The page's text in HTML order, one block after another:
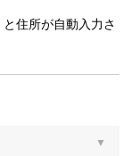
住所が自動入力さ